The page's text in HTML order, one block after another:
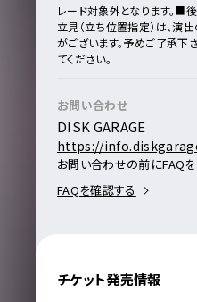
レード対象外となります。■後
立見（立ち位置指定）は、演
がございます。予めご了承下さ
てください。
お問い合わせ
DISK GARAGE
https://
お問い合わせの前にFAQを
FAQを確認する
チケット発売情報